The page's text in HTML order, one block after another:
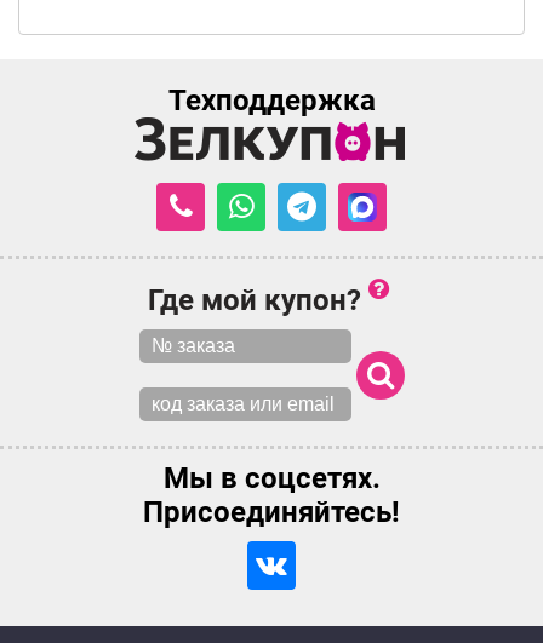
Техподдержка
Где мой купон?
Мы в соцсетях.
Присоединяйтесь!